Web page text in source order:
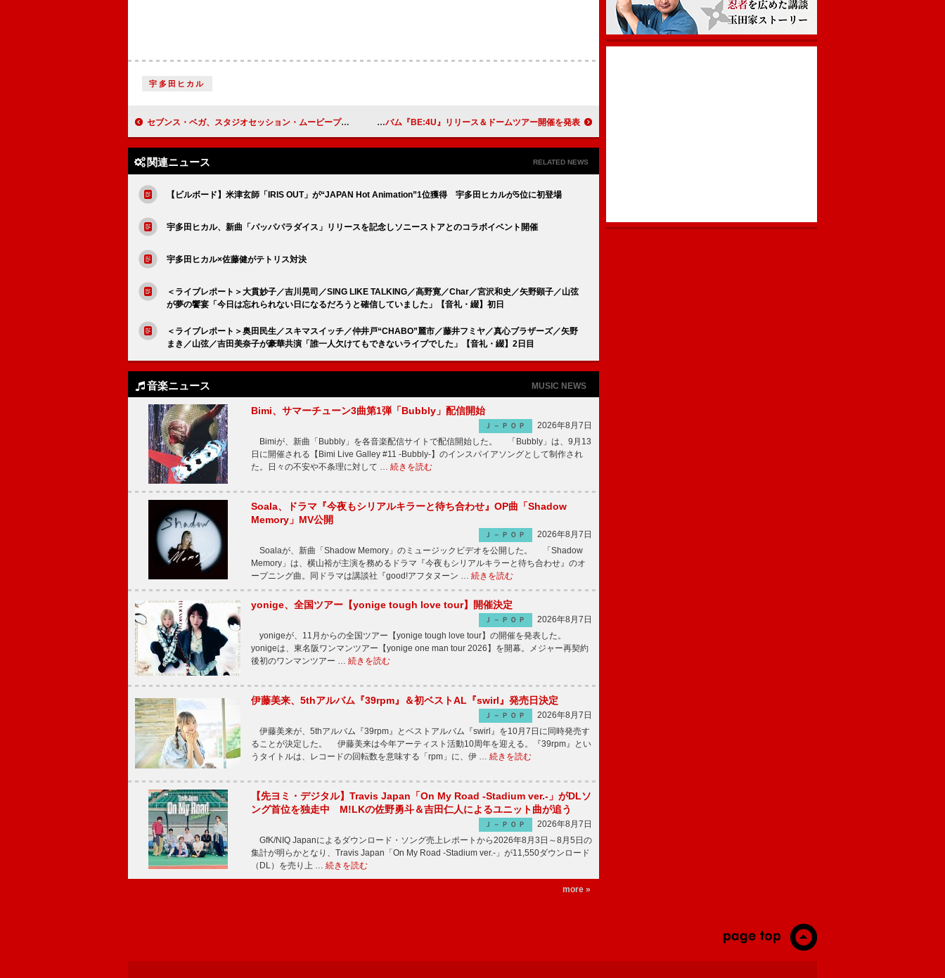
宇多田ヒカル
セブンス・ベガ、スタジオセッション・ムービープロジェクト「7thStudio #2」で「Cryter」公開 BE:FIRST、ニューアルバム『BE:4U』リリース＆ドームツアー開催を発表
関連ニュース RELATED NEWS
【ビルボード】米津玄師「IRIS OUT」が“JAPAN Hot Animation”1位獲得 宇多田ヒカルが5位に初登場
宇多田ヒカル、新曲「パッパパラダイス」リリースを記念しソニーストアとのコラボイベント開催
宇多田ヒカル×佐藤健がテトリス対決
＜ライブレポート＞大貫妙子／吉川晃司／SING LIKE TALKING／高野寛／Char／宮沢和史／矢野顕子／山弦
が夢の饗宴「今日は忘れられない日になるだろうと確信していました」【音礼・綴】初日
＜ライブレポート＞奥田民生／スキマスイッチ／仲井戸“CHABO”麗市／藤井フミヤ／真心ブラザーズ／矢野
まき／山弦／吉田美奈子が豪華共演「誰一人欠けてもできないライブでした」【音礼・綴】2日目
音楽ニュース MUSIC NEWS
Bimi、サマーチューン3曲第1弾「Bubbly」配信開始
Ｊ－ＰＯＰ
2026年8月7日
Bimiが、新曲「Bubbly」を各音楽配信サイトで配信開始した。 「Bubbly」は、9月13
日に開催される【Bimi Live Galley #11 -Bubbly-】のインスパイアソングとして制作され
た。日々の不安や不条理に対して … 続きを読む
Soala、ドラマ『今夜もシリアルキラーと待ち合わせ』OP曲「Shadow
Memory」MV公開
Ｊ－ＰＯＰ
2026年8月7日
Soalaが、新曲「Shadow Memory」のミュージックビデオを公開した。 「Shadow
Memory」は、横山裕が主演を務めるドラマ『今夜もシリアルキラーと待ち合わせ』のオ
ープニング曲。同ドラマは講談社『good!アフタヌーン … 続きを読む
yonige、全国ツアー【yonige tough love tour】開催決定
Ｊ－ＰＯＰ
2026年8月7日
yonigeが、11月からの全国ツアー【yonige tough love tour】の開催を発表した。
yonigeは、東名阪ワンマンツアー【yonige one man tour 2026】を開幕。メジャー再契約
後初のワンマンツアー … 続きを読む
伊藤美来、5thアルバム『39rpm』＆初ベストAL『swirl』発売日決定
Ｊ－ＰＯＰ
2026年8月7日
伊藤美来が、5thアルバム『39rpm』とベストアルバム『swirl』を10月7日に同時発売す
ることが決定した。 伊藤美来は今年アーティスト活動10周年を迎える。『39rpm』とい
うタイトルは、レコードの回転数を意味する「rpm」に、伊 … 続きを読む
【先ヨミ・デジタル】Travis Japan「On My Road -Stadium ver.-」がDLソ
ング首位を独走中 M!LKの佐野勇斗＆吉田仁人によるユニット曲が追う
Ｊ－ＰＯＰ
2026年8月7日
GfK/NIQ Japanによるダウンロード・ソング売上レポートから2026年8月3日～8月5日の
集計が明らかとなり、Travis Japan「On My Road -Stadium ver.-」が11,550ダウンロード
（DL）を売り上 … 続きを読む
more »